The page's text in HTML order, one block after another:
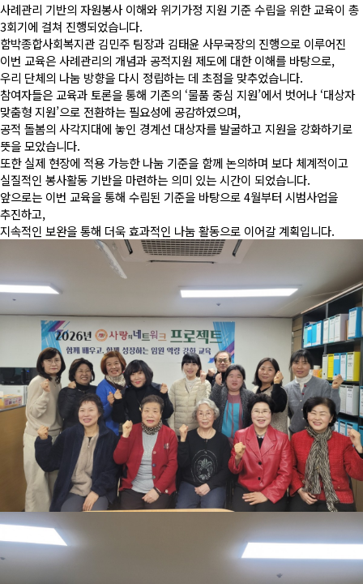
사례관리 기반의 자원봉사 이해와 위기가정 지원 기준 수립을 위한 교육이 총
3회기에 걸쳐 진행되었습니다.
함박종합사회복지관 김민주 팀장과 김태윤 사무국장의 진행으로 이루어진
이번 교육은 사례관리의 개념과 공적지원 제도에 대한 이해를 바탕으로,
우리 단체의 나눔 방향을 다시 정립하는 데 초점을 맞추었습니다.
참여자들은 교육과 토론을 통해 기존의 ‘물품 중심 지원’에서 벗어나 ‘대상자
맞춤형 지원’으로 전환하는 필요성에 공감하였으며,
공적 돌봄의 사각지대에 놓인 경계선 대상자를 발굴하고 지원을 강화하기로
뜻을 모았습니다.
또한 실제 현장에 적용 가능한 나눔 기준을 함께 논의하며 보다 체계적이고
실질적인 봉사활동 기반을 마련하는 의미 있는 시간이 되었습니다.
앞으로는 이번 교육을 통해 수립된 기준을 바탕으로 4월부터 시범사업을
추진하고,
지속적인 보완을 통해 더욱 효과적인 나눔 활동으로 이어갈 계획입니다.